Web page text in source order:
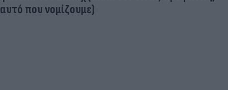
σύντροφος του Κριστιάνο (photo)